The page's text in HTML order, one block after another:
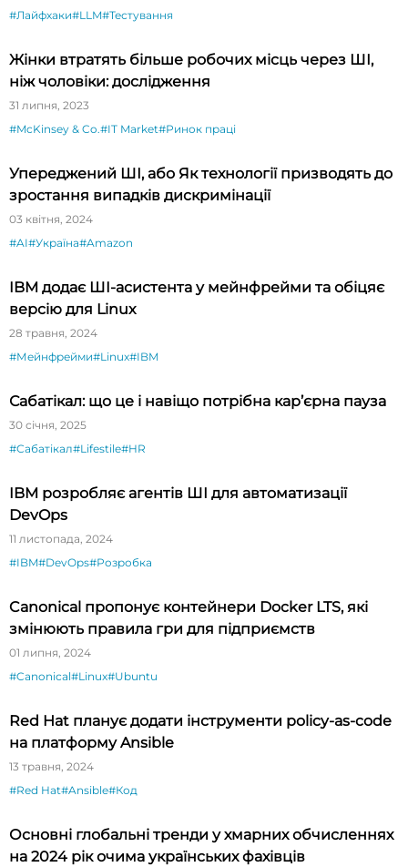
#Лайфхаки#LLM#Тестування
Жінки втратять більше робочих місць через ШІ,
ніж чоловіки: дослідження
31 липня, 2023
#McKinsey & Co.#IT Market#Ринок праці
Упереджений ШІ, або Як технології призводять до
зростання випадків дискримінації
03 квітня, 2024
#AI#Україна#Amazon
IBM додає ШI-асистента у мейнфрейми та обіцяє
версію для Linux
28 травня, 2024
#Мейнфрейми#Linux#IBM
Сабатікал: що це і навіщо потрібна кар’єрна пауза
30 січня, 2025
#Сабатікал#Lifestile#HR
IBM розробляє агентів ШІ для автоматизації
DevOps
11 листопада, 2024
#IBM#DevOps#Розробка
Canonical пропонує контейнери Docker LTS, які
змінюють правила гри для підприємств
01 липня, 2024
#Canonical#Linux#Ubuntu
Red Hat планує додати інструменти policy-as-code
на платформу Ansible
13 травня, 2024
#Red Hat#Ansible#Код
Основні глобальні тренди у хмарних обчисленнях
на 2024 рік очима українських фахівців